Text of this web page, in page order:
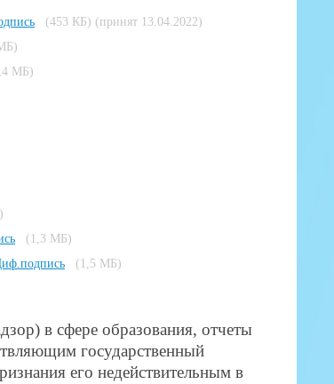
(453 КБ) (принят 13.04.2022)
МБ)
(1,3 МБ)
(1,5 МБ)
в сфере образования, отчеты
государственный
его недействительным в